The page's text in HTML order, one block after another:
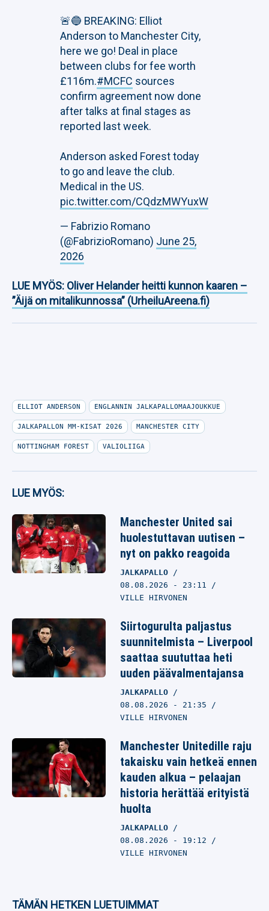
🚨🔵 BREAKING: Elliot
Anderson to Manchester City,
here we go! Deal in place
between clubs for fee worth
£116m.#MCFC sources
confirm agreement now done
after talks at final stages as
reported last week.
Anderson asked Forest today
to go and leave the club.
Medical in the US.
pic.twitter.com/CQdzMWYuxW
— Fabrizio Romano
(@FabrizioRomano) June 25,
2026
LUE MYÖS: Oliver Helander heitti kunnon kaaren –
”Äijä on mitalikunnossa” (UrheiluAreena.fi)
ELLIOT ANDERSON ENGLANNIN JALKAPALLOMAAJOUKKUE
JALKAPALLON MM-KISAT 2026 MANCHESTER CITY
NOTTINGHAM FOREST VALIOLIIGA
LUE MYÖS:
Manchester United sai
huolestuttavan uutisen –
nyt on pakko reagoida
JALKAPALLO
08.08.2026 - 23:11
VILLE HIRVONEN
Siirtogurulta paljastus
suunnitelmista – Liverpool
saattaa suututtaa heti
uuden päävalmentajansa
JALKAPALLO
08.08.2026 - 21:35
VILLE HIRVONEN
Manchester Unitedille raju
takaisku vain hetkeä ennen
kauden alkua – pelaajan
historia herättää erityistä
huolta
JALKAPALLO
08.08.2026 - 19:12
VILLE HIRVONEN
TÄMÄN HETKEN LUETUIMMAT